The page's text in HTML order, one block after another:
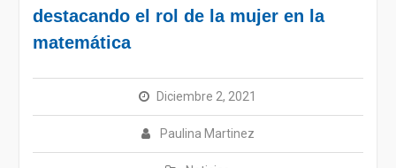
destacando el rol de la mujer en la
matemática
Diciembre 2, 2021
Paulina Martinez